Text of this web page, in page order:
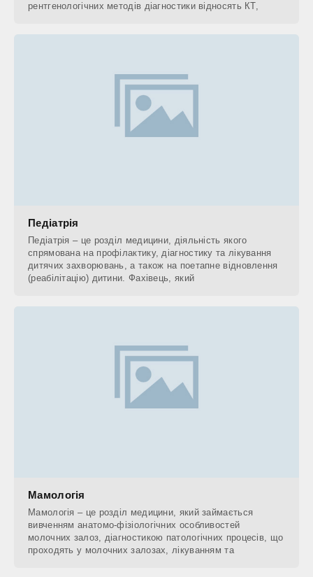
рентгенологічних методів діагностики відносять КТ,
Педіатрія
Педіатрія – це розділ медицини, діяльність якого
спрямована на профілактику, діагностику та лікування
дитячих захворювань, а також на поетапне відновлення
(реабілітацію) дитини. Фахівець, який
Мамологія
Мамологія – це розділ медицини, який займається
вивченням анатомо-фізіологічних особливостей
молочних залоз, діагностикою патологічних процесів, що
проходять у молочних залозах, лікуванням та